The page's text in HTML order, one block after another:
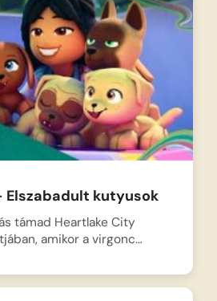
Elszabadult kutyusok
támad Heartlake City
amikor a virgonc…